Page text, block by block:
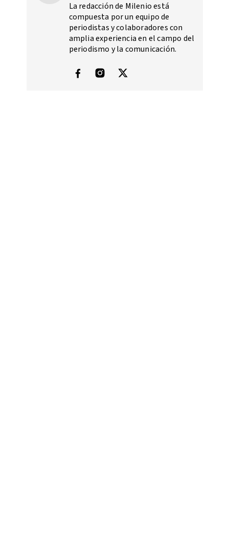
La redacción de Milenio está
compuesta por un equipo de
periodistas y colaboradores con
amplia experiencia en el campo del
periodismo y la comunicación.